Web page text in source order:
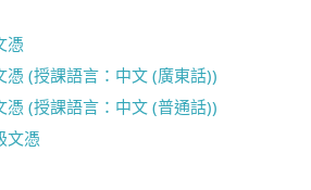
憑
(授課語言：中文 (廣東話))
(授課語言：中文 (普通話))
文憑